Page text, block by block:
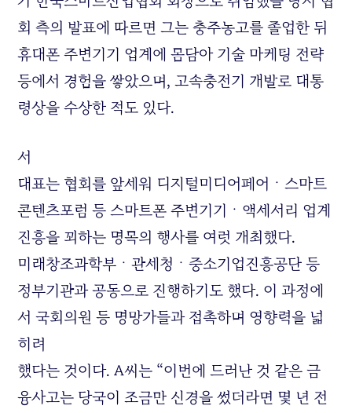
회 측의 발표에 따르면 그는 충주농고를 졸업한 뒤
휴대폰 주변기기 업계에 몸담아 기술 마케팅 전략
등에서 경험을 쌓았으며, 고속충전기 개발로 대통
령상을 수상한 적도 있다.
서
대표는 협회를 앞세워 디지털미디어페어ㆍ스마트
콘텐츠포럼 등 스마트폰 주변기기ㆍ액세서리 업계
진흥을 꾀하는 명목의 행사를 여럿 개최했다.
미래창조과학부ㆍ관세청ㆍ중소기업진흥공단 등
정부기관과 공동으로 진행하기도 했다. 이 과정에
서 국회의원 등 명망가들과 접촉하며 영향력을 넓
히려
했다는 것이다. A씨는 “이번에 드러난 것 같은 금
융사고는 당국이 조금만 신경을 썼더라면 몇 년 전